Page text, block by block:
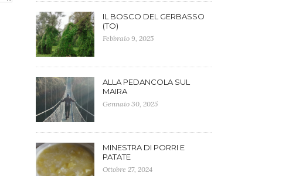
IL BOSCO DEL GERBASSO
(TO)
Febbraio 9, 2025
ALLA PEDANCOLA SUL
MAIRA
Gennaio 30, 2025
MINESTRA DI PORRI E
PATATE
Ottobre 27, 2024